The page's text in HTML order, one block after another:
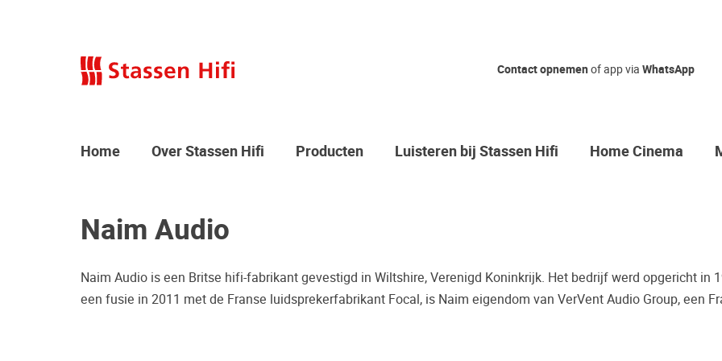
Nog geen
Palazzo luisterkasteel te
Contact opnemenof app via WhatsApp
Home Over Stassen Hifi Producten Luisteren bij Stassen Hifi Home Cinema
Naim Audio
Naim Audio is een Britse hifi-fabrikant gevestigd in Wiltshire, Verenigd Koninkrijk. Het bedrijf werd opgericht in
een fusie in 2011 met de Franse luidsprekerfabrikant Focal, is Naim eigendom van VerVent Audio Group, een